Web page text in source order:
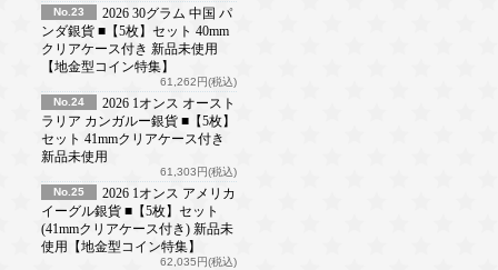
No.23
2026 30グラム 中国 パ
ンダ銀貨 ■【5枚】セット 40mm
クリアケース付き 新品未使用
【地金型コイン特集】
61,262円(税込)
No.24
2026 1オンス オースト
ラリア カンガルー銀貨 ■【5枚】
セット 41mmクリアケース付き
新品未使用
61,303円(税込)
No.25
2026 1オンス アメリカ
イーグル銀貨 ■【5枚】セット
(41mmクリアケース付き) 新品未
使用【地金型コイン特集】
62,035円(税込)